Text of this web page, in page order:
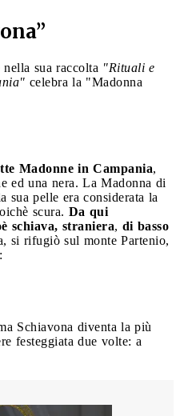
nella sua raccolta "Rituali e
celebra la "Madonna
Madonne in Campania,
ed una nera. La Madonna di
sua pelle era considerata la
scura. Da qui
schiava, straniera, di basso
si rifugiò sul monte Partenio,
Schiavona diventa la più
festeggiata due volte: a